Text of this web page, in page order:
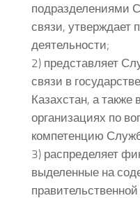
подразделениями
связи, утверждает
деятельности;
2) представляет
связи в
Казахстан, а
организациях по
компетенцию
3) распределяет
выделенные на